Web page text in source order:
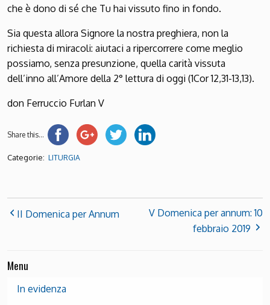
che è dono di sé che Tu hai vissuto fino in fondo.
Sia questa allora Signore la nostra preghiera, non la
richiesta di miracoli: aiutaci a ripercorrere come meglio
possiamo, senza presunzione, quella carità vissuta
dell’inno all’Amore della 2° lettura di oggi (1Cor 12,31-13,13).
don Ferruccio Furlan V
Share this...
Categorie: LITURGIA
II Domenica per Annum
V Domenica per annum: 10
febbraio 2019
Menu
In evidenza